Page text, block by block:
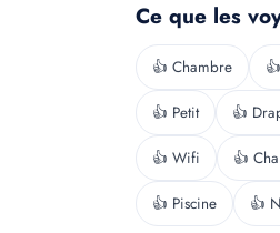
Ce que les
👍 Chambre
👍 Petit 👍
👍 Wifi 👍
👍 Piscine 👍